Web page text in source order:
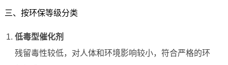
三、按环保等级分类
低毒型催化剂
残留毒性较低，对人体和环境影响较小，符合严格的环